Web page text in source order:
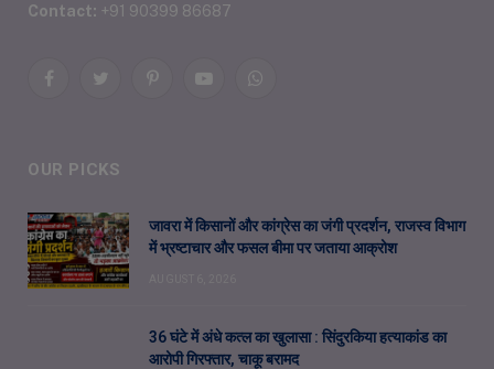
Contact: +91 90399 86687
FacebookTwitterPinterestYouTubeWhatsApp
OUR PICKS
जावरा में किसानों और कांग्रेस का जंगी प्रदर्शन, राजस्व विभाग
में भ्रष्टाचार और फसल बीमा पर जताया आक्रोश
36 घंटे में अंधे कत्ल का खुलासा : सिंदुरकिया हत्याकांड का
आरोपी गिरफ्तार, चाकू बरामद